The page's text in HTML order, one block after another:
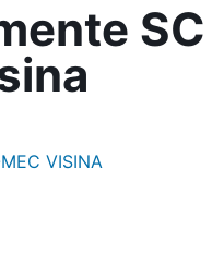
SC
VISINA